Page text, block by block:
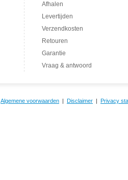
Afhalen
Levertijden
Verzendkosten
Retouren
Garantie
Vraag & antwoord
Algemene voorwaarden | Disclaimer | Privacy